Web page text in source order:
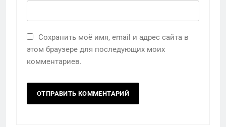
Сохранить моё имя, email и адрес сайта в
этом браузере для последующих моих
комментариев.